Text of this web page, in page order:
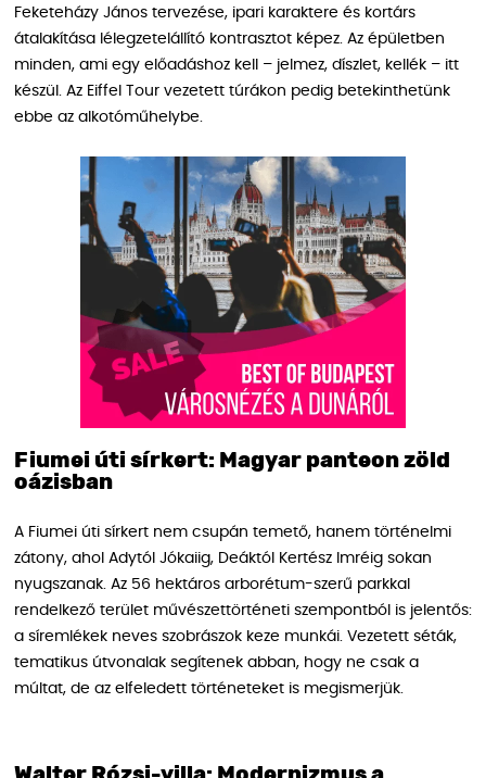
Feketeházy János tervezése, ipari karaktere és kortárs
átalakítása lélegzetelállító kontrasztot képez. Az épületben
minden, ami egy előadáshoz kell – jelmez, díszlet, kellék – itt
készül. Az Eiffel Tour vezetett túrákon pedig betekinthetünk
ebbe az alkotóműhelybe.
Fiumei úti sírkert: Magyar panteon zöld
oázisban
A Fiumei úti sírkert nem csupán temető, hanem történelmi
zátony, ahol Adytól Jókaiig, Deáktól Kertész Imréig sokan
nyugszanak. Az 56 hektáros arborétum-szerű parkkal
rendelkező terület művészettörténeti szempontból is jelentős:
a síremlékek neves szobrászok keze munkái. Vezetett séták,
tematikus útvonalak segítenek abban, hogy ne csak a
múltat, de az elfeledett történeteket is megismerjük.